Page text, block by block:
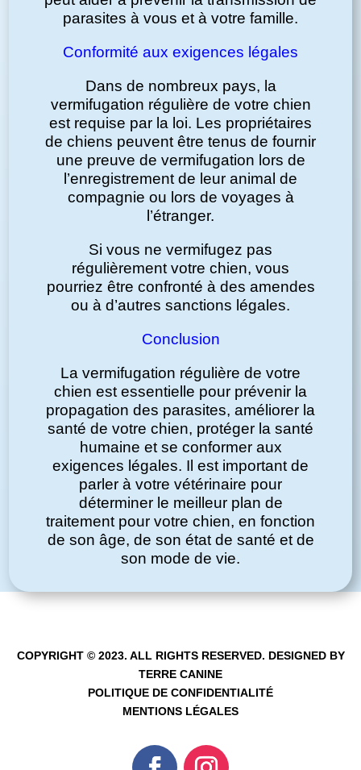
parasites à vous et à votre famille.
Conformité aux exigences légales
Dans de nombreux pays, la
vermifugation régulière de votre chien
est requise par la loi. Les propriétaires
de chiens peuvent être tenus de fournir
une preuve de vermifugation lors de
l’enregistrement de leur animal de
compagnie ou lors de voyages à
l’étranger.
Si vous ne vermifugez pas
régulièrement votre chien, vous
pourriez être confronté à des amendes
ou à d’autres sanctions légales.
Conclusion
La vermifugation régulière de votre
chien est essentielle pour prévenir la
propagation des parasites, améliorer la
santé de votre chien, protéger la santé
humaine et se conformer aux
exigences légales. Il est important de
parler à votre vétérinaire pour
déterminer le meilleur plan de
traitement pour votre chien, en fonction
de son âge, de son état de santé et de
son mode de vie.
COPYRIGHT © 2023. ALL RIGHTS RESERVED. DESIGNED BY
TERRE CANINE
POLITIQUE DE CONFIDENTIALITÉ
MENTIONS LÉGALES